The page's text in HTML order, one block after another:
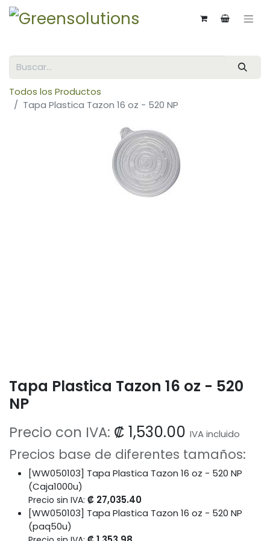
Todos los Productos
Tapa Plastica Tazon 16 oz - 520 NP
Tapa Plastica Tazon 16 oz - 520
NP
Precio con IVA: ₡ 1,530.00 IVA incluido
Precios base de diferentes tamaños:
[WW050103] Tapa Plastica Tazon 16 oz - 520 NP
(Caja1000u)
Precio sin IVA: ₡ 27,035.40
[WW050103] Tapa Plastica Tazon 16 oz - 520 NP
(paq50u)